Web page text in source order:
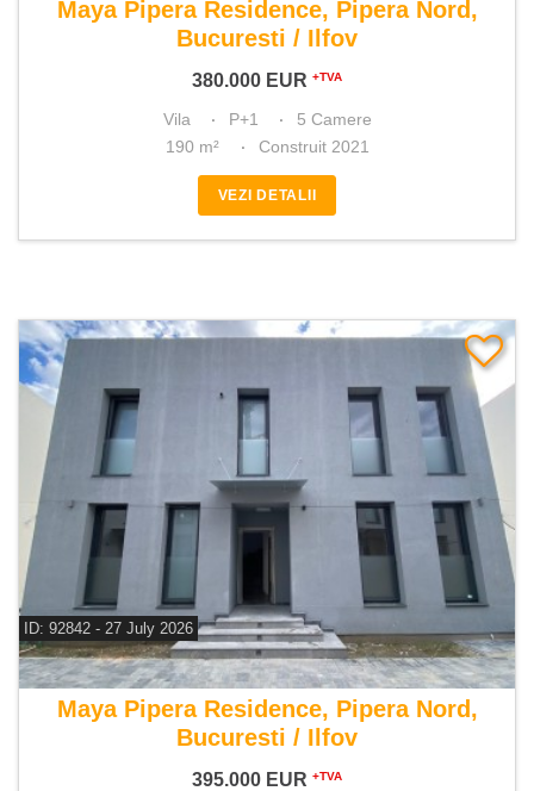
Maya Pipera Residence, Pipera Nord,
Bucuresti / Ilfov
380.000 EUR +TVA
Vila P+1
5 Camere
190 m²
Construit 2021
VEZI DETALII
ID: 92842 - 27 July 2026
De vanzare vila 5 camere
Maya Pipera Residence, Pipera Nord,
Bucuresti / Ilfov
395.000 EUR +TVA